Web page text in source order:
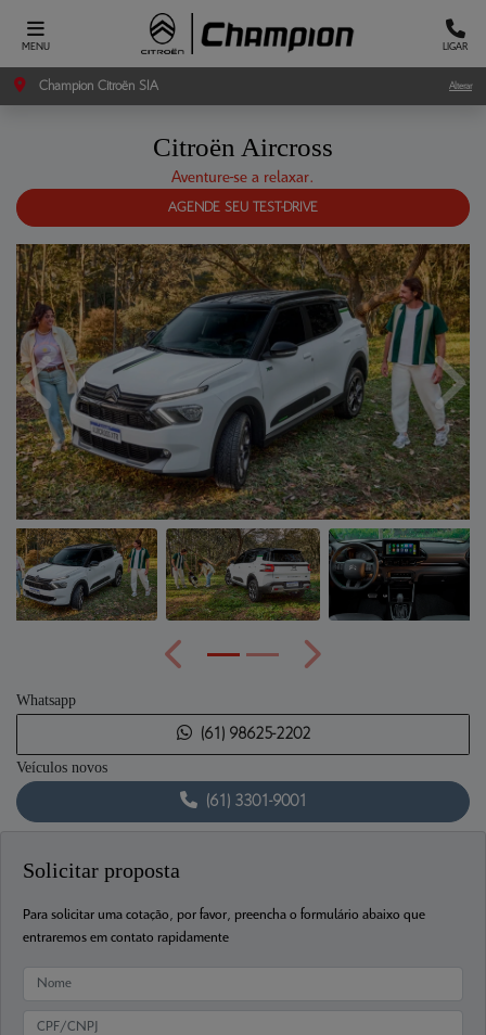
MENU LIGAR
Champion Citroën SIA Alterar
Citroën Aircross
Aventure-se a relaxar.
AGENDE SEU TEST-DRIVE
Solicitar proposta
Para solicitar uma cotação, por favor, preencha o formulário abaixo que
entraremos em contato rapidamente
Anterior
Anterior Próximo
Whatsapp
(61) 98625-2202
Veículos novos
(61) 3301-9001